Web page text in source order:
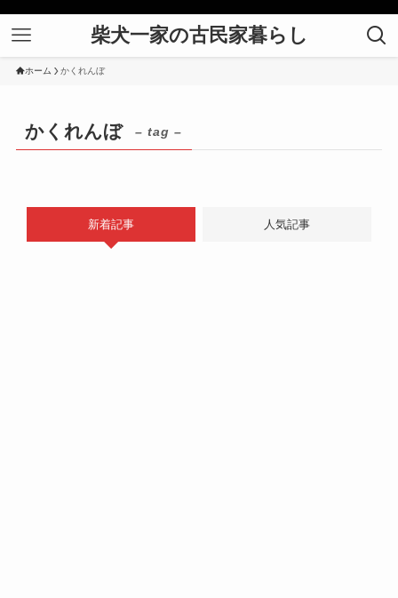
柴犬一家の古民家暮らし
ホーム かくれんぼ
かくれんぼ – tag –
新着記事 人気記事